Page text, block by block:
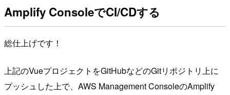
Amplify ConsoleでCI/CDする
総仕上げです！
上記のVueプロジェクトをGitHubなどのGitリポジトリ上に
プッシュした上で、AWS Management ConsoleのAmplify